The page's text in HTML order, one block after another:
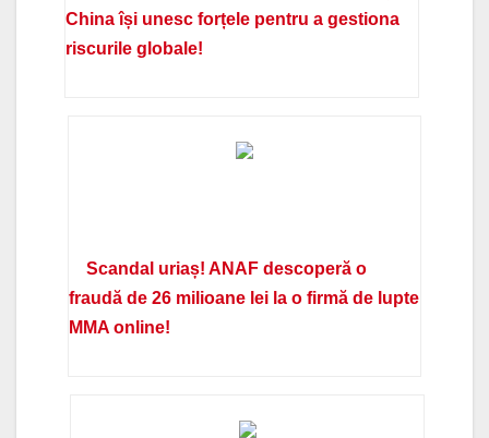
China își unesc forțele pentru a gestiona
riscurile globale!
Scandal uriaș! ANAF descoperă o
fraudă de 26 milioane lei la o firmă de lupte
MMA online!